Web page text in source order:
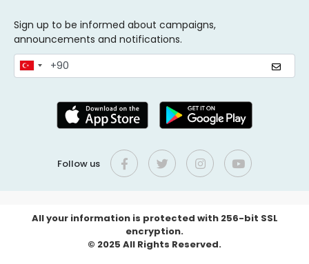
Sign up to be informed about campaigns,
announcements and notifications.
Follow us
All your information is protected with 256-bit SSL
encryption.
© 2025 All Rights Reserved.